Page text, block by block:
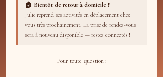
🏠 Bientôt de retour à domicile !
Julie reprend ses activités en déplacement chez
vous très prochainement. La prise de rendez-vous
sera à nouveau disponible — restez connectés !
Pour toute question :